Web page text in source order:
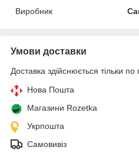
Виробник
Умови доставки
Доставка здійснюється тільки по
Нова Пошта
Магазини Rozetka
Укрпошта
Самовивіз